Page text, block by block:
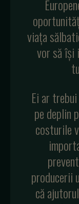
viața
vor să își
Ei ar
pe deplin
costurile
producerii
că